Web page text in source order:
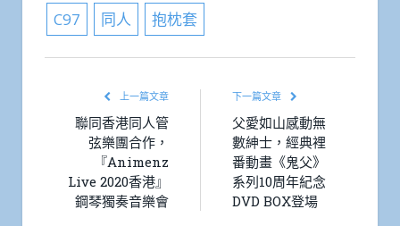
C97 同人 抱枕套
上一篇文章
聯同香港同人管
弦樂團合作，
『Animenz
Live 2020香港』
鋼琴獨奏音樂會
下一篇文章
父愛如山感動無
數紳士，經典裡
番動畫《鬼父》
系列10周年紀念
DVD BOX登場